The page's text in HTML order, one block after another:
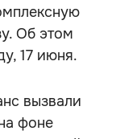
Об этом
17 июня.
вызвали
фоне